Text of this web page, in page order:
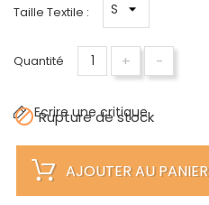
Taille Textile :
Quantité + -
Ecrire une critique
Rupture de stock
AJOUTER AU PANIER